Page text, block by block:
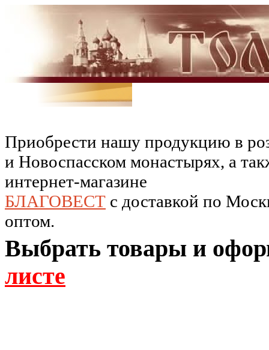
Приобрести нашу продукцию в
и Новоспасском монастырях, а
интернет-магазине
БЛАГОВЕСТ c доставкой по
оптом.
Выбрать товары и
листе